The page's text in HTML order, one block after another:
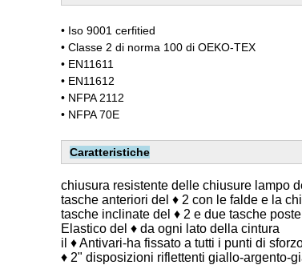
• Iso 9001 cerfitied
• Classe 2 di norma 100 di OEKO-TEX
• EN11611
• EN11612
• NFPA 2112
• NFPA 70E
Caratteristiche
chiusura resistente delle chiusure lampo
tasche anteriori del ♦ 2 con le falde e la
tasche inclinate del ♦ 2 e due tasche
Elastico del ♦ da ogni lato della cintura
il ♦ Antivari-ha fissato a tutti i punti di
♦ 2" disposizioni riflettenti giallo-argento-